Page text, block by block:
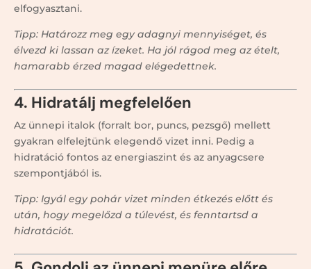
elfogyasztani.
Tipp: Határozz meg egy adagnyi mennyiséget, és
élvezd ki lassan az ízeket. Ha jól rágod meg az ételt,
hamarabb érzed magad elégedettnek.
4. Hidratálj megfelelően
Az ünnepi italok (forralt bor, puncs, pezsgő) mellett
gyakran elfelejtünk elegendő vizet inni. Pedig a
hidratáció fontos az energiaszint és az anyagcsere
szempontjából is.
Tipp: Igyál egy pohár vizet minden étkezés előtt és
után, hogy megelőzd a túlevést, és fenntartsd a
hidratációt.